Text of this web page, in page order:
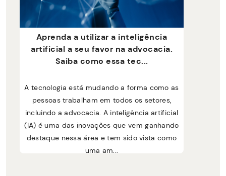
Aprenda a utilizar a inteligência
artificial a seu favor na advocacia.
Saiba como essa tec...
A tecnologia está mudando a forma como as
pessoas trabalham em todos os setores,
incluindo a advocacia. A inteligência artificial
(IA) é uma das inovações que vem ganhando
destaque nessa área e tem sido vista como
uma am...